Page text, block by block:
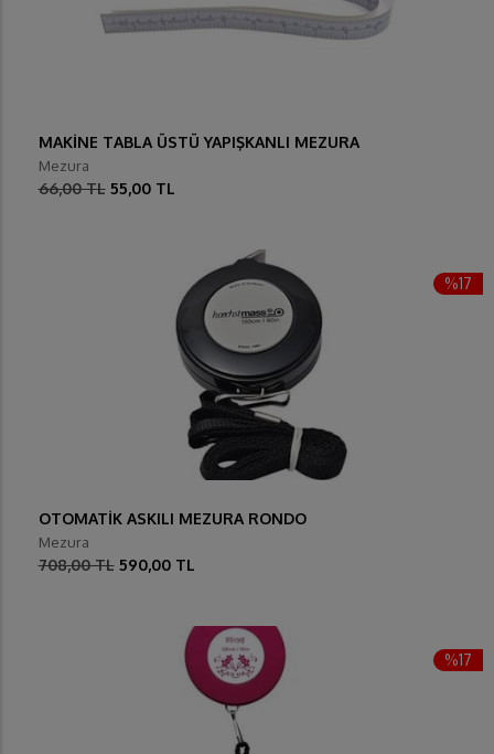
MAKİNE TABLA ÜSTÜ YAPIŞKANLI MEZURA
Mezura
66,00 TL 55,00 TL
%17
OTOMATİK ASKILI MEZURA RONDO
Mezura
708,00 TL 590,00 TL
%17